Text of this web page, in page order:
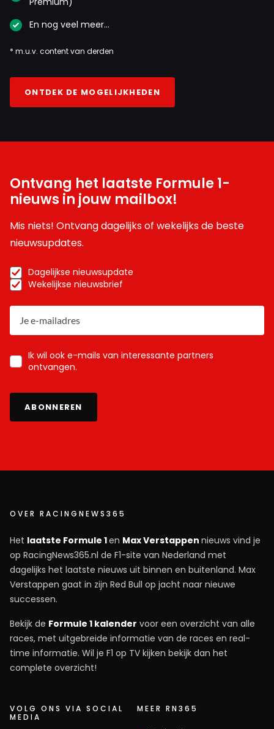
En nog veel meer…
* m.u.v. content van derden
ONTDEK DE MOGELIJKHEDEN
Ontvang het laatste Formule 1-
nieuws in jouw mailbox!
Mis niets! Ontvang dagelijks of wekelijks de beste
nieuwsupdates.
Dagelijkse nieuwsupdate
Wekelijkse nieuwsbrief
Ik wil ook e-mails van interessante partners
ontvangen.
ABONNEREN
OVER RACINGNEWS365
Het laatste Formule 1en Max Verstappen nieuws vind je
op RacingNews365.nl de F1-site van Nederland met
dagelijks het laatste nieuws uit binnen en buitenland. Max
Verstappen gaat in zijn Red Bull op jacht naar nieuwe
successen.
Bekijk de Formule 1 kalender voor een overzicht van alle
races, met uitgebreide informatie van de races en real-
time informatie. Wil je F1 op TV kijken bekijk dan het
complete overzicht!
VOLG ONS VIA SOCIAL
MEDIA
MEER RN365